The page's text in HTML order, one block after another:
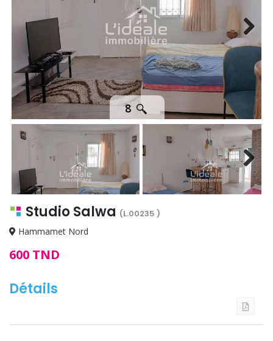
8
Next
Next
Studio Salwa (L.00235 )
Hammamet Nord
600 TND
Détails